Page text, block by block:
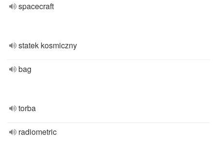
spacecraft
statek kosmiczny
bag
torba
radiometric